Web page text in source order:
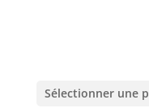
Sélectionner une